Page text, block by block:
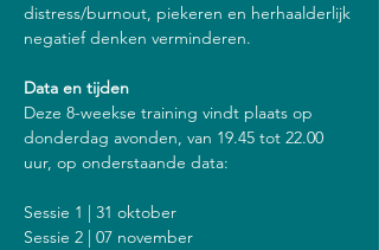
distress/burnout, piekeren en herhaalderlijk
negatief denken verminderen.
Data en tijden
Deze 8-weekse training vindt plaats op
donderdag avonden, van 19.45 tot 22.00
uur, op onderstaande data:
Sessie 1 | 31 oktober
Sessie 2 | 07 november